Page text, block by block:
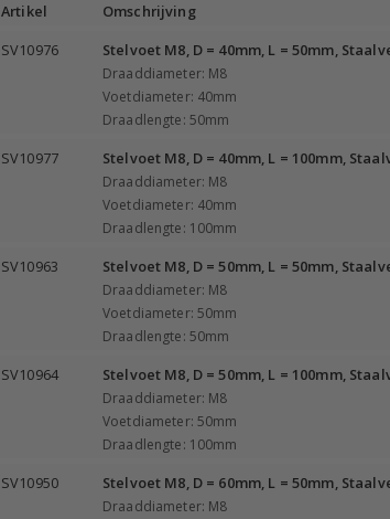
Artikel Omschrijving
SV10976
Stelvoet M8, D = 40mm, L = 50mm,
Draaddiameter: M8
Voetdiameter: 40mm
Draadlengte: 50mm
SV10977 Stelvoet M8, D = 40mm, L = 100mm,
Draaddiameter: M8
Voetdiameter: 40mm
Draadlengte: 100mm
SV10963 Stelvoet M8, D = 50mm, L = 50mm,
Draaddiameter: M8
Voetdiameter: 50mm
Draadlengte: 50mm
SV10964 Stelvoet M8, D = 50mm, L = 100mm,
Draaddiameter: M8
Voetdiameter: 50mm
Draadlengte: 100mm
SV10950 Stelvoet M8, D = 60mm, L = 50mm,
Draaddiameter: M8